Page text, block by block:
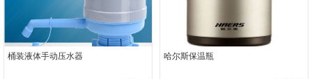
桶装液体手动压水器 哈尔斯保温瓶